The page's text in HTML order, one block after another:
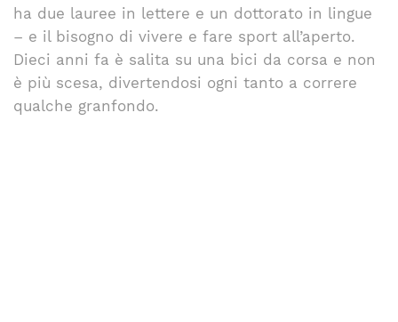
ha due lauree in lettere e un dottorato in lingue
– e il bisogno di vivere e fare sport all’aperto.
Dieci anni fa è salita su una bici da corsa e non
è più scesa, divertendosi ogni tanto a correre
qualche granfondo.